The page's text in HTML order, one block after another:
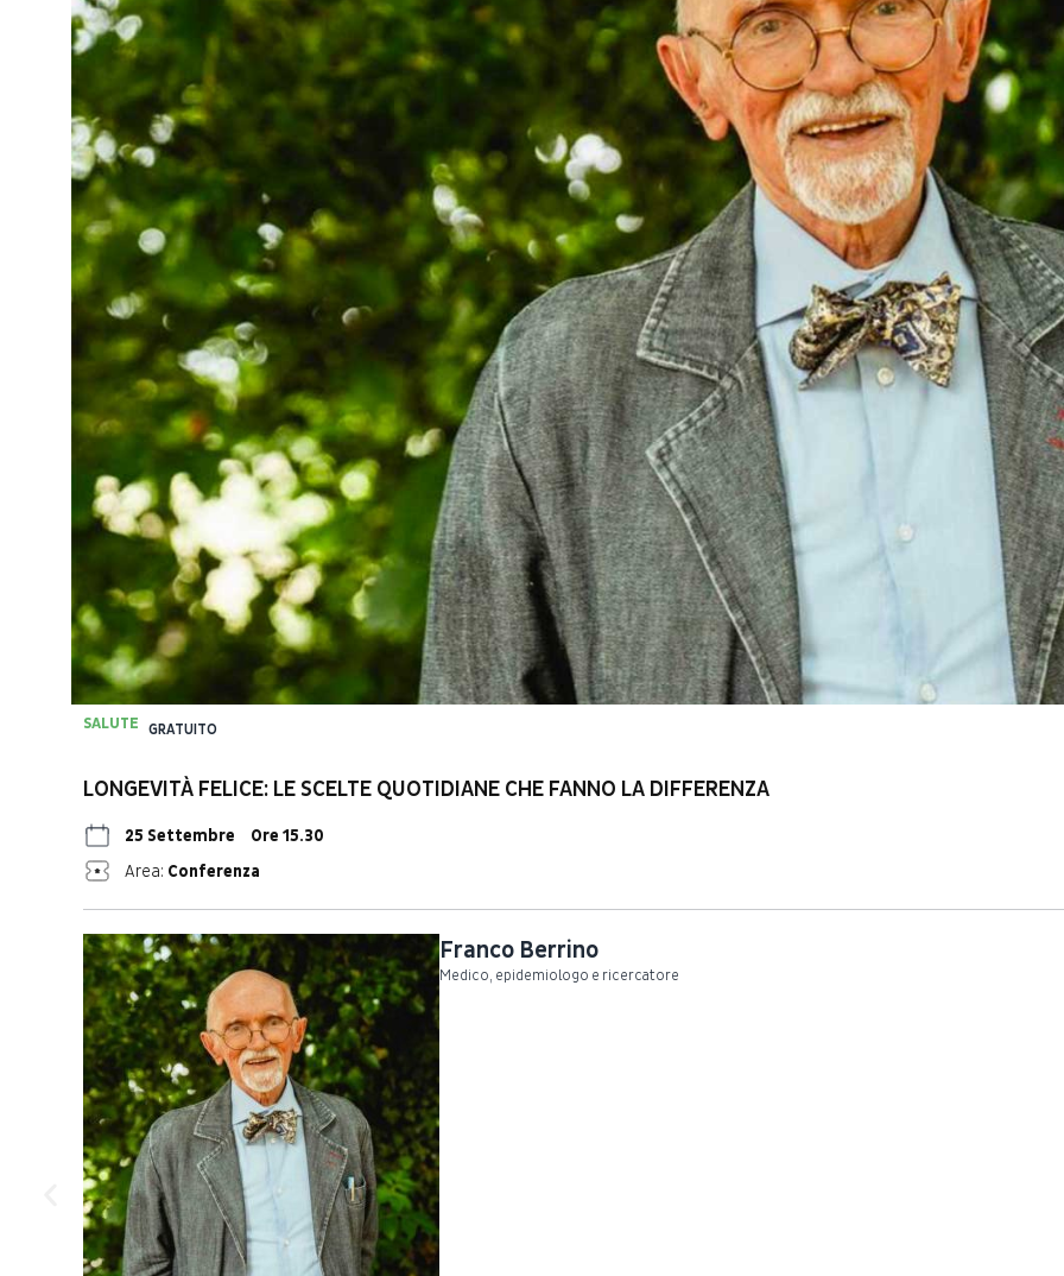
SALUTE GRATUITO
LONGEVITÀ FELICE: LE SCELTE QUOTIDIANE CHE FANNO LA DIFFERENZA
25 Settembre
Ore 15.30
Area: Conferenza
Franco Berrino
Medico, epidemiologo e ricercatore